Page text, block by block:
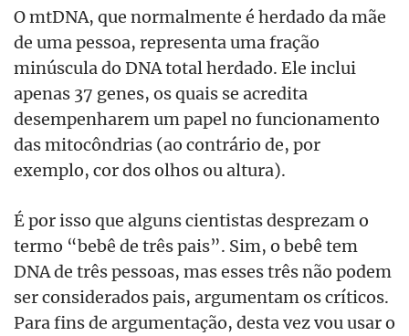
O mtDNA, que normalmente é herdado da mãe
de uma pessoa, representa uma fração
minúscula do DNA total herdado. Ele inclui
apenas 37 genes, os quais se acredita
desempenharem um papel no funcionamento
das mitocôndrias (ao contrário de, por
exemplo, cor dos olhos ou altura).
É por isso que alguns cientistas desprezam o
termo “bebê de três pais”. Sim, o bebê tem
DNA de três pessoas, mas esses três não podem
ser considerados pais, argumentam os críticos.
Para fins de argumentação, desta vez vou usar o